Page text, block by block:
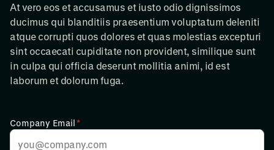
At vero eos et accusamus et iusto odio dignissimos
ducimus qui blanditiis praesentium voluptatum deleniti
atque corrupti quos dolores et quas molestias excepturi
sint occaecati cupiditate non provident, similique sunt
in culpa qui officia deserunt mollitia animi, id est
laborum et dolorum fuga.
Company Email*